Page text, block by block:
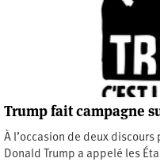
Trump fait campagne
À l’occasion de deux
Donald Trump a appelé les